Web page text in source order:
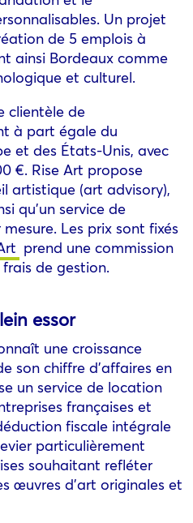
Un projet
de 5 emplois à
ainsi Bordeaux comme
et culturel.
clientèle de
à part égale du
et des États-Unis, avec
€. Rise Art propose
artistique (art advisory),
qu’un service de
Les prix sont fixés
prend une commission
de gestion.
essor
une croissance
son chiffre d’affaires en
un service de location
françaises et
fiscale intégrale
particulièrement
souhaitant refléter
œuvres d’art originales et